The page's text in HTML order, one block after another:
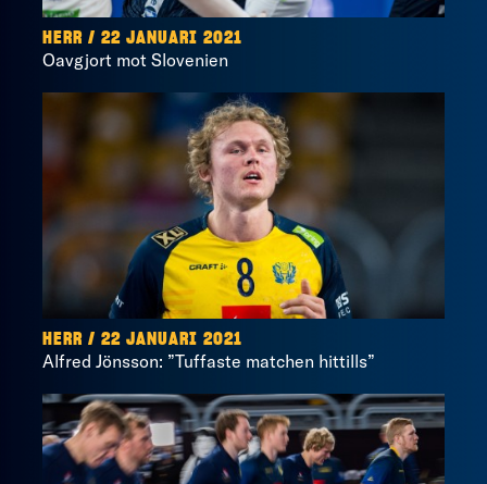
HERR / 22 JANUARI 2021
Oavgjort mot Slovenien
HERR / 22 JANUARI 2021
Alfred Jönsson: ”Tuffaste matchen hittills”